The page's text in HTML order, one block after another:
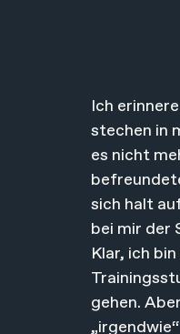
Ich
stechen in
es nicht
sich halt
bei mir der
Klar, ich
gehen.